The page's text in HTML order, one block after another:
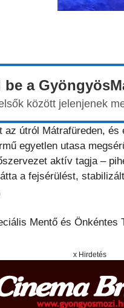
a
között jelenjenek
az útról Mátrafüreden,
egyetlen utasa
aktív tagja –
a fejsérülést,
Mentő és Önkéntes
x Hirdetés